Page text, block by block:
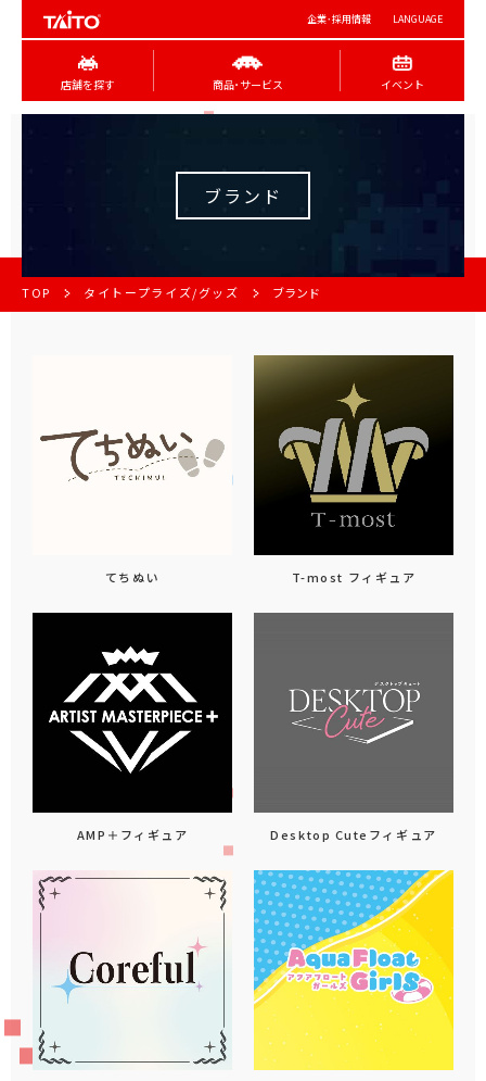
企業･採用情報 LANGUAGE
店舗を探す 商品･サービス イベント
ブランド
TOP タイトープライズ/グッズ ブランド
てちぬい T-most フィギュア
AMP＋フィギュア Desktop Cuteフィギュア